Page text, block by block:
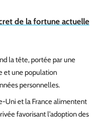
de la fortune actuelle
la tête, portée par une
et une population
personnelles.
Uni et la France alimentent
favorisant l’adoption des